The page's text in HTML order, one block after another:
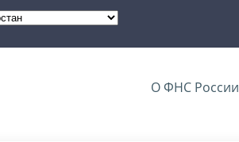
О ФНС России